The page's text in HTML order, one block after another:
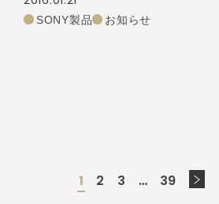
SONY製品 お知らせ
1 2 3 … 39